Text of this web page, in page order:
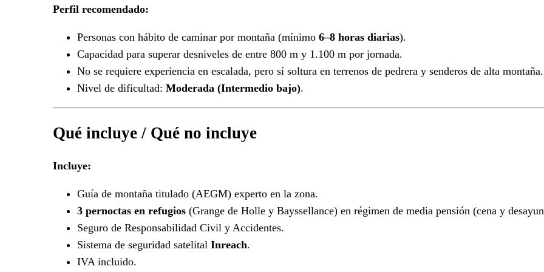
Perfil recomendado:
Personas con hábito de caminar por montaña (mínimo 6–8 horas diarias).
Capacidad para superar desniveles de entre 800 m y 1.100 m por jornada.
No se requiere experiencia en escalada, pero sí soltura en terrenos de pedrera y senderos de alta montaña.
Nivel de dificultad: Moderada (Intermedio bajo).
Qué incluye / Qué no incluye
Incluye:
Guía de montaña titulado (AEGM) experto en la zona.
3 pernoctas en refugios (Grange de Holle y Bayssellance) en régimen de media pensión (cena y
Seguro de Responsabilidad Civil y Accidentes.
Sistema de seguridad satelital Inreach.
IVA incluido.